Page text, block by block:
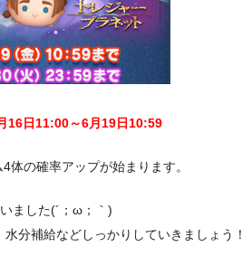
16日11:00～6月19日10:59
体の確率アップが始まります。
ました(´；ω；｀)
分補給などしっかりしていきましょう！